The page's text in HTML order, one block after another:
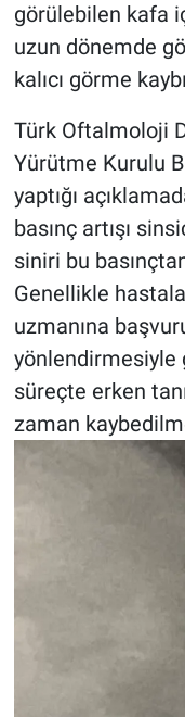
görülebilen kafa
uzun dönemde
kalıcı görme
Türk Oftalmoloji
Yürütme Kurulu
yaptığı
basınç artışı
siniri bu
Genellikle
uzmanına
yönlendirmesiyle
süreçte erken
zaman